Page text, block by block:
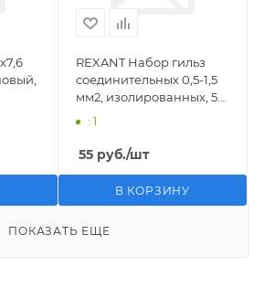
REXANT Набор гильз
соединительных 0,5-1,5
мм2, изолированных, 5
: 1
55 руб./шт
В КОРЗИНУ
ПОКАЗАТЬ ЕЩЕ